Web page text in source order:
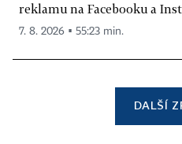
reklamu na Facebooku a
7. 8. 2026 ▪ 55:23 min.
DALŠÍ